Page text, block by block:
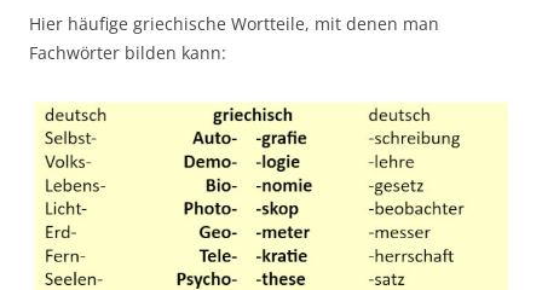
Hier häufige griechische Wortteile, mit denen man
Fachwörter bilden kann: